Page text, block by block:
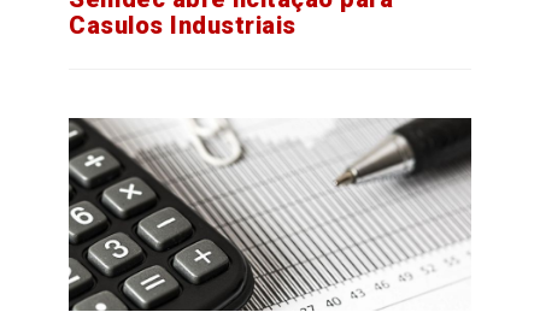
Casulos Industriais